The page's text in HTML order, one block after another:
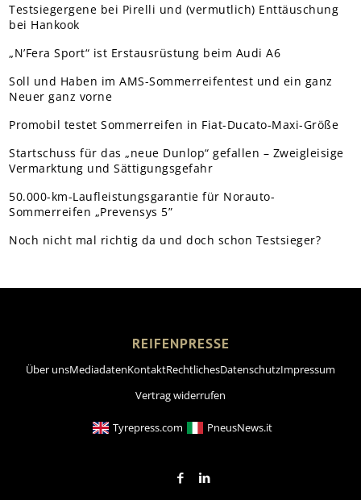
Testsiegergene bei Pirelli und (vermutlich) Enttäuschung
bei Hankook
„N’Fera Sport“ ist Erstausrüstung beim Audi A6
Soll und Haben im AMS-Sommerreifentest und ein ganz
Neuer ganz vorne
Promobil testet Sommerreifen in Fiat-Ducato-Maxi-Größe
Startschuss für das „neue Dunlop“ gefallen – Zweigleisige
Vermarktung und Sättigungsgefahr
50.000-km-Laufleistungsgarantie für Norauto-
Sommerreifen „Prevensys 5”
Noch nicht mal richtig da und doch schon Testsieger?
REIFENPRESSE
Über unsMediadatenKontaktRechtlichesDatenschutzImpressum
Vertrag widerrufen
Tyrepress.com PneusNews.it